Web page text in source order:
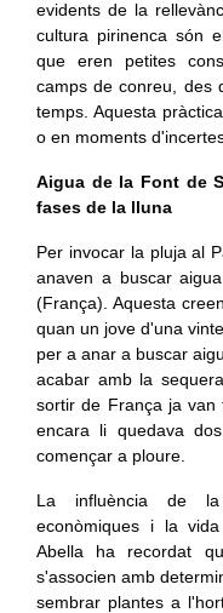
evidents de la
cultura pirinenca són
que eren petites
camps de conreu, des
temps. Aquesta
o en moments
Aigua de la Font de
fases de la lluna
Per invocar la pluja al
anaven a buscar
(França). Aquesta
quan un jove d'una
per a anar a buscar
acabar amb la
sortir de França ja
encara li quedava
començar a ploure.
La influència de la
econòmiques i la
Abella ha recordat
s'associen amb
sembrar plantes a